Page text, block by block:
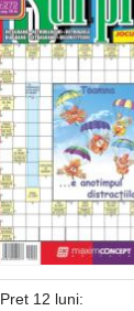
Pret 12 luni: